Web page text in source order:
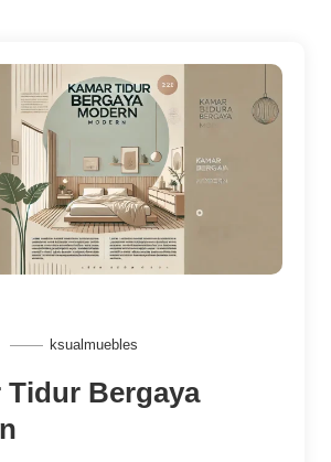
ksualmuebles
Tidur Bergaya